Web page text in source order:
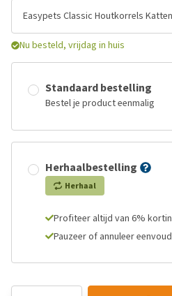
Easypets Classic Houtkorrels
Nu besteld, vrijdag in huis
Standaard bestelling
Bestel je product eenmalig
Herhaalbestelling
Herhaal
Profiteer altijd van 6%
Pauzeer of annuleer